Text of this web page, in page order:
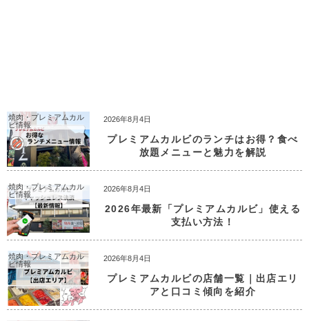
焼肉・プレミアムカル
ビ情報
2026年8月4日
プレミアムカルビのランチはお得？食べ
放題メニューと魅力を解説
焼肉・プレミアムカル
ビ情報
2026年8月4日
2026年最新「プレミアムカルビ」使える
支払い方法！
焼肉・プレミアムカル
ビ情報
2026年8月4日
プレミアムカルビの店舗一覧｜出店エリ
アと口コミ傾向を紹介